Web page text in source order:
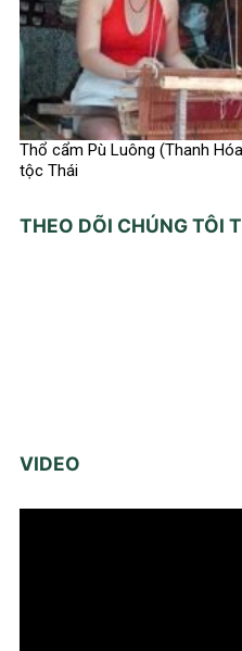
Thổ cẩm Pù Luông (Thanh
tộc Thái
THEO DÕI CHÚNG TÔI
VIDEO